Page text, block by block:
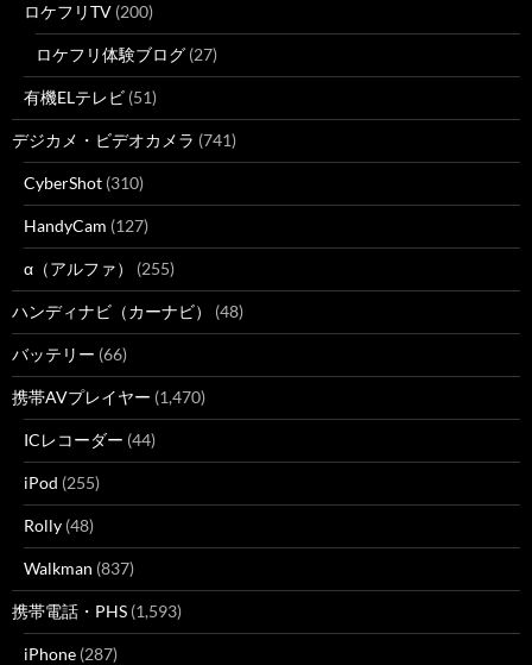
ロケフリTV (200)
ロケフリ体験ブログ (27)
有機ELテレビ (51)
デジカメ・ビデオカメラ (741)
CyberShot (310)
HandyCam (127)
α（アルファ） (255)
ハンディナビ（カーナビ） (48)
バッテリー (66)
携帯AVプレイヤー (1,470)
ICレコーダー (44)
iPod (255)
Rolly (48)
Walkman (837)
携帯電話・PHS (1,593)
iPhone (287)